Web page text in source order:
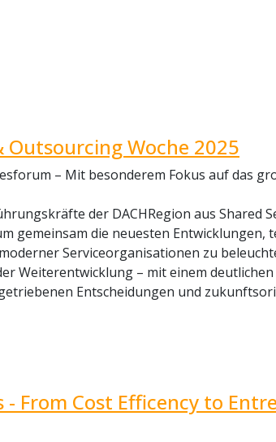
Outsourcing Woche 2025
– Mit besonderem Fokus auf das
der DACHRegion aus Shared
gemeinsam die neuesten Entwicklungen,
Serviceorganisationen zu
Weiterentwicklung – mit einem
Entscheidungen und
From Cost Efficency to